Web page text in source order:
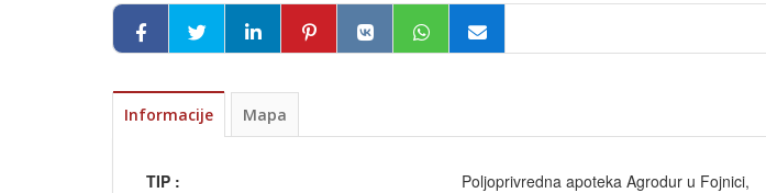
Informacije Mapa
TIP :
Poljoprivredna apoteka Agrodur u Fojnici,